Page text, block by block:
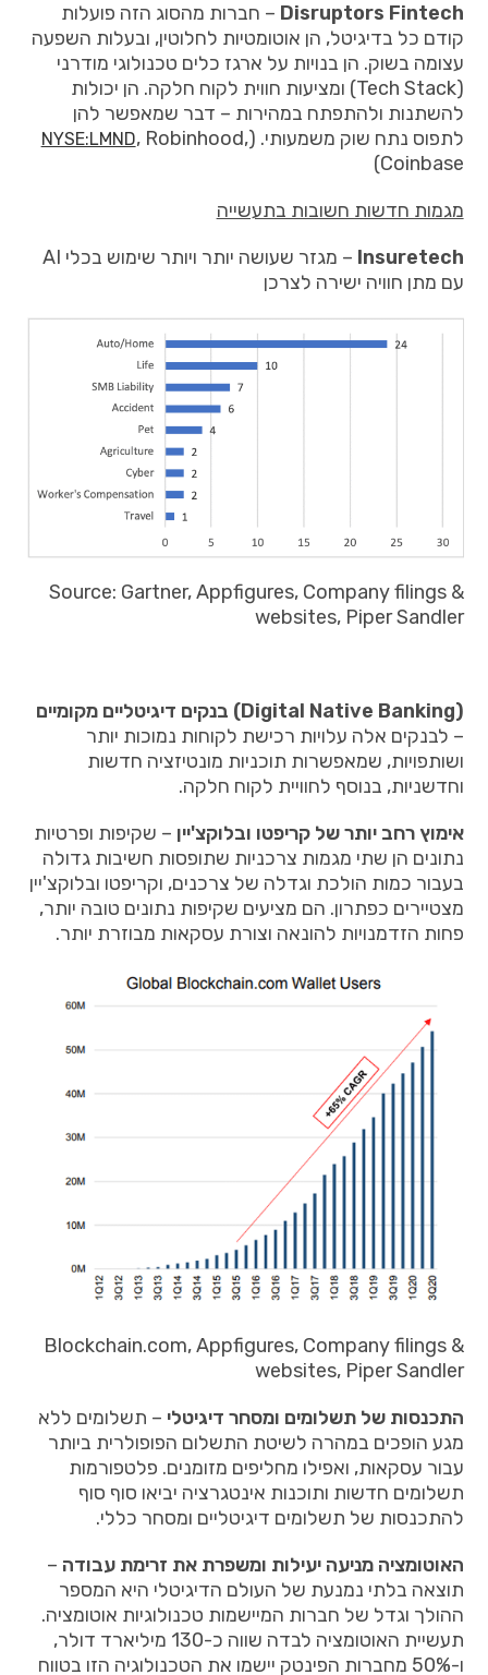
Disruptors Fintech
– חברות מהסוג הזה פועלות
קודם כל בדיגיטל, הן אוטומטיות לחלוטין, ובעלות השפעה
עצומה בשוק. הן בנויות על ארגז כלים טכנולוגי מודרני
(Tech Stack) ומציעות חווית לקוח חלקה. הן יכולות
להשתנות ולהתפתח במהירות – דבר שמאפשר להן
לתפוס נתח שוק משמעותי. (
NYSE:LMND, Robinhood,
Coinbase)
מגמות חדשות חשובות בתעשייה
Insuretech
– מגזר שעושה יותר ויותר שימוש בכלי AI
עם מתן חוויה ישירה לצרכן
Source: Gartner, Appfigures, Company filings &
websites, Piper Sandler
(
Digital Native Banking) בנקים דיגיטליים מקומיים
– לבנקים אלה עלויות רכישת לקוחות נמוכות יותר
ושותפויות, שמאפשרות תוכניות מונטיזציה חדשות
וחדשניות, בנוסף לחוויית לקוח חלקה.
אימוץ רחב יותר של קריפטו ובלוקצ'יין – שקיפות ופרטיות
נתונים הן שתי מגמות צרכניות שתופסות חשיבות גדולה
בעבור כמות הולכת וגדלה של צרכנים, וקריפטו ובלוקצ'יין
מצטיירים כפתרון. הם מציעים שקיפות נתונים טובה יותר,
פחות הזדמנויות להונאה וצורת עסקאות מבוזרת יותר.
Blockchain.com, Appfigures, Company filings &
websites, Piper Sandler
התכנסות של תשלומים ומסחר דיגיטלי – תשלומים ללא
מגע הופכים במהרה לשיטת התשלום הפופולרית ביותר
עבור עסקאות, ואפילו מחליפים מזומנים. פלטפורמות
תשלומים חדשות ותוכנות אינטגרציה יביאו סוף סוף
להתכנסות של תשלומים דיגיטליים ומסחר כללי.
האוטומציה מניעה יעילות ומשפרת את זרימת עבודה –
תוצאה בלתי נמנעת של העולם הדיגיטלי היא המספר
ההולך וגדל של חברות המיישמות טכנולוגיות אוטומציה.
תעשיית האוטומציה לבדה שווה כ-130 מיליארד דולר,
ו-50% מחברות הפינטק יישמו את הטכנולוגיה הזו בטווח